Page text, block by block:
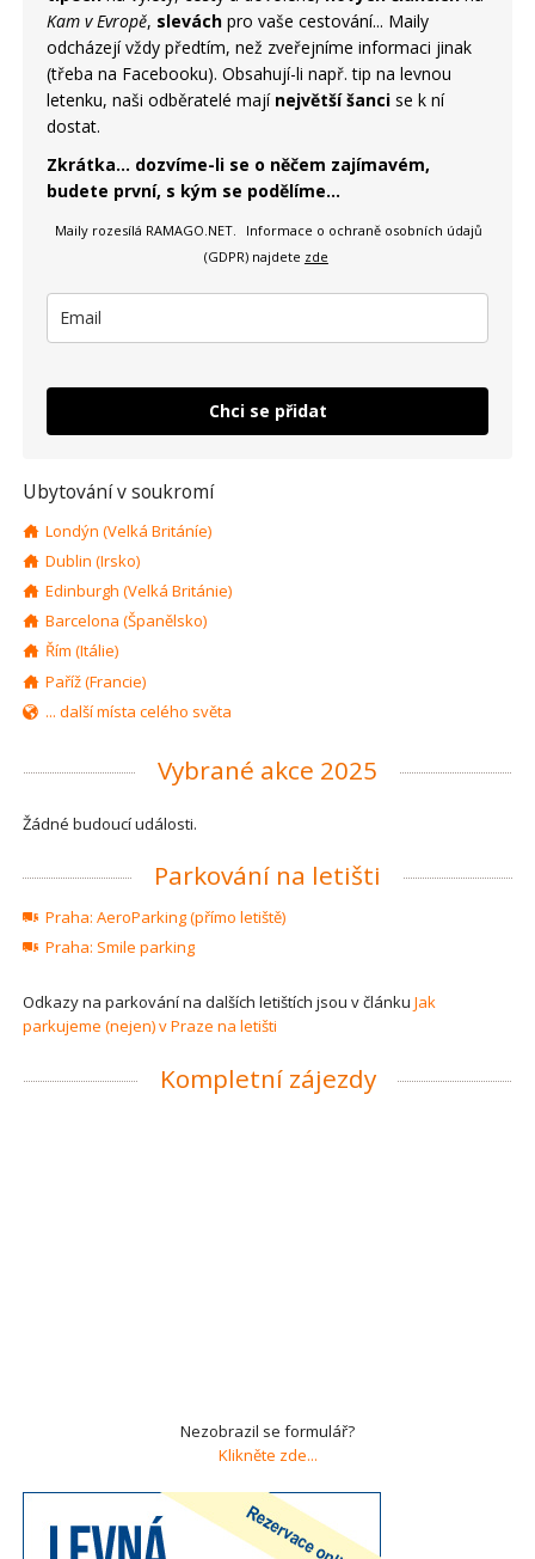
Kam v Evropě, slevách pro vaše cestování... Maily
odcházejí vždy předtím, než zveřejníme informaci jinak
(třeba na Facebooku). Obsahují-li např. tip na levnou
letenku, naši odběratelé mají největší šanci se k ní
dostat.
Zkrátka... dozvíme-li se o něčem zajímavém,
budete první, s kým se podělíme...
Maily rozesílá RAMAGO.NET.
Informace o ochraně osobních údajů
(GDPR) najdete zde
Chci se přidat
Ubytování v soukromí
Londýn (Velká Británíe)
Dublin (Irsko)
Edinburgh (Velká Británie)
Barcelona (Španělsko)
Řím (Itálie)
Paříž (Francie)
... další místa celého světa
Vybrané akce 2025
Žádné budoucí události.
Parkování na letišti
Praha: AeroParking (přímo letiště)
Praha: Smile parking
Odkazy na parkování na dalších letištích jsou v článku Jak
parkujeme (nejen) v Praze na letišti
Kompletní zájezdy
Nezobrazil se formulář?
Klikněte zde...